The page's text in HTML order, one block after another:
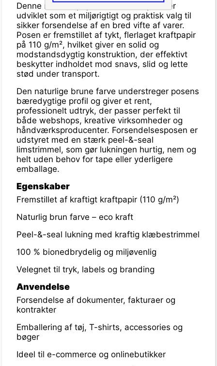
Denne robuste papirforsendelsespose er
udviklet som et miljørigtigt og praktisk valg til
sikker forsendelse af en bred vifte af varer.
Posen er fremstillet af tykt, flerlaget kraftpapir
på 110 g/m², hvilket giver en solid og
modstandsdygtig konstruktion, der effektivt
beskytter indholdet mod snavs, slid og lette
stød under transport.
Den naturlige brune farve understreger posens
bæredygtige profil og giver et rent,
professionelt udtryk, der passer perfekt til
både webshops, kreative virksomheder og
håndværksproducenter. Forsendelsesposen er
udstyret med en stærk peel-&-seal
limstrimmel, som gør lukningen hurtig, nem og
helt uden behov for tape eller yderligere
emballage.
Egenskaber
Fremstillet af kraftigt kraftpapir (110 g/m²)
Naturlig brun farve – eco kraft
Peel-&-seal lukning med kraftig klæbestrimmel
100 % bionedbrydelig og miljøvenlig
Velegnet til tryk, labels og branding
Anvendelse
Forsendelse af dokumenter, fakturaer og
kontrakter
Emballering af tøj, T-shirts, accessories og
bøger
Ideel til e-commerce og onlinebutikker